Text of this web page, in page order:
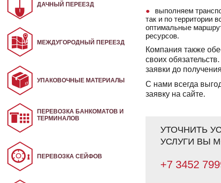
выполняем
так и по территории
оптимальные
ресурсов.
Компания также
своих
заявки до
С нами всегда
заявку на сайте.
УТОЧНИТЬ
УСЛУГИ ВЫ
+7 3452
ДАЧНЫЙ ПЕРЕЕЗД
МЕЖДУГОРОДНЫЙ ПЕРЕЕЗД
УПАКОВОЧНЫЕ МАТЕРИАЛЫ
ПЕРЕВОЗКА БАНКОМАТОВ И
ТЕРМИНАЛОВ
ПЕРЕВОЗКА СЕЙФОВ